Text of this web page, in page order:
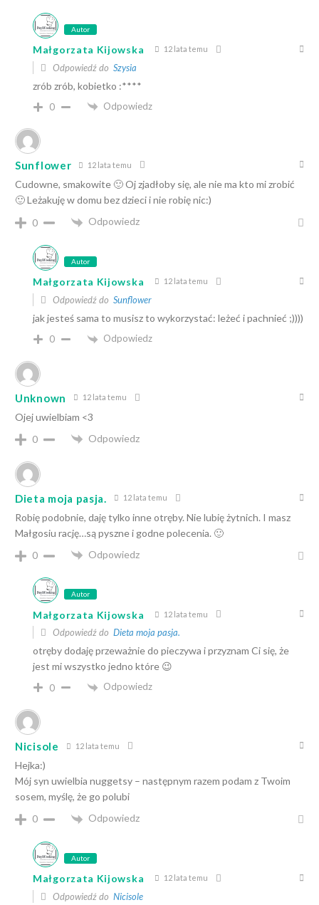
Autor
Małgorzata Kijowska 12 lata temu
Odpowiedź do Szysia
zrób zrób, kobietko :****
0 Odpowiedz
Sunflower 12 lata temu
Cudowne, smakowite 🙂 Oj zjadłoby się, ale nie ma kto mi zrobić
🙂 Leżakuję w domu bez dzieci i nie robię nic:)
0
Odpowiedz
Autor
Małgorzata Kijowska 12 lata temu
Odpowiedź do Sunflower
jak jesteś sama to musisz to wykorzystać: leżeć i pachnieć ;))))
0 Odpowiedz
Unknown 12 lata temu
Ojej uwielbiam <3
0
Odpowiedz
Dieta moja pasja. 12 lata temu
Robię podobnie, daję tylko inne otręby. Nie lubię żytnich. I masz
Małgosiu rację…są pyszne i godne polecenia. 🙂
0
Odpowiedz
Autor
Małgorzata Kijowska 12 lata temu
Odpowiedź do Dieta moja pasja.
otręby dodaję przeważnie do pieczywa i przyznam Ci się, że
jest mi wszystko jedno które 😉
0 Odpowiedz
Nicisole 12 lata temu
Hejka:)
Mój syn uwielbia nuggetsy – następnym razem podam z Twoim
sosem, myślę, że go polubi
0
Odpowiedz
Autor
Małgorzata Kijowska 12 lata temu
Odpowiedź do Nicisole